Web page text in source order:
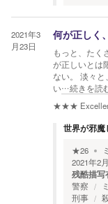
2021年3
月23日
何が正しく
もっと、たく
が正しいとは
ない。 淡々
い…続きを読
★★★
世界が邪魔
★26
2021年2
残酷描写
警察
刑事